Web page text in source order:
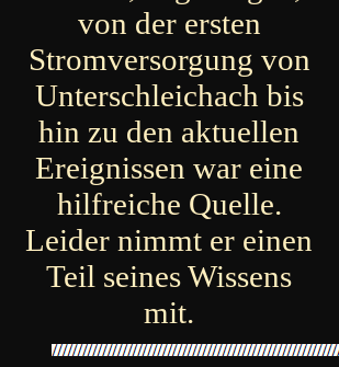
von der ersten
Stromversorgung von
Unterschleichach bis
hin zu den aktuellen
Ereignissen war eine
hilfreiche Quelle.
Leider nimmt er einen
Teil seines Wissens
mit.